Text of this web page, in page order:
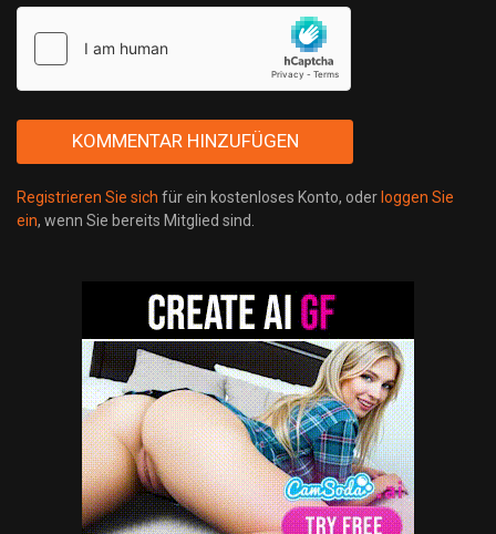
Registrieren Sie sich für ein kostenloses Konto, oder loggen Sie
ein, wenn Sie bereits Mitglied sind.